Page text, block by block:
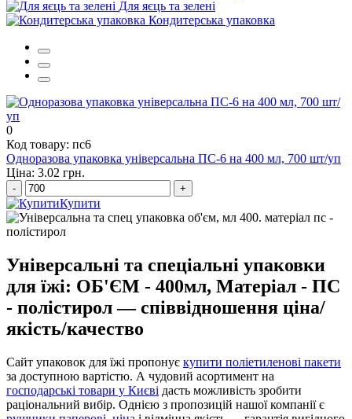
харчовий контейнер одноразовий
одноразове столове приладдя
пластиковий одноразовий стакан
Для яєць та зелені
Кондитерська упаковка
0
Код товару: пс6
Одноразова упаковка універсальна ПС-6 на 400 мл, 700 шт/уп
Ціна: 3.02 грн.
- +
Купити
Універсальні та спеціальні упаковки
для їжі: ОБ'ЄМ - 400мл, Матеріал - ПС
- полістирол — співвідношення ціна/
якість/качество
Сайт упаковок для їжі пропонує купити поліетиленові пакети
за доступною вартістю. А чудовий асортимент на
господарські товари у Києві дасть можливість зробити
раціональний вибір. Однією з пропозицій нашої компанії є